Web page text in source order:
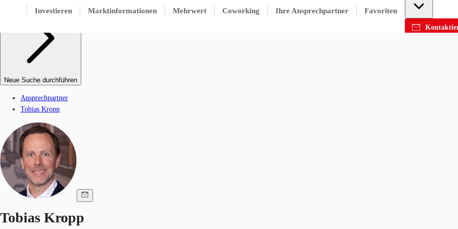
Investieren Marktinformationen Mehrwert Coworking Ihre Ansprechpartner Favoriten
Neue Suche durchführen
Ansprechpartner
Tobias Kropp
Tobias Kropp